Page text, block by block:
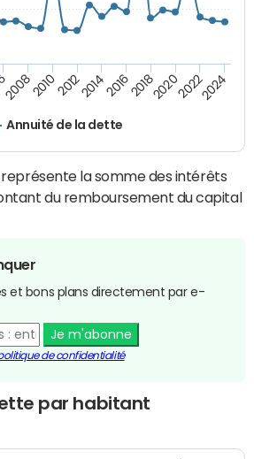
Annuité de la dette
200820102012201420162018202020222024
la somme des intérêts
du remboursement du capital
et bons plans directement par e-
Je m'abonne
de confidentialité
par habitant